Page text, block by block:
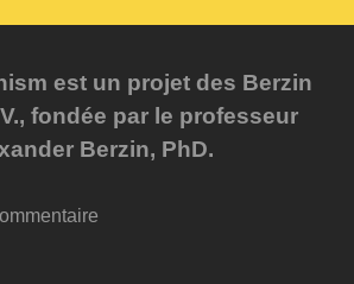
est un projet des Berzin
fondée par le professeur
Berzin, PhD.